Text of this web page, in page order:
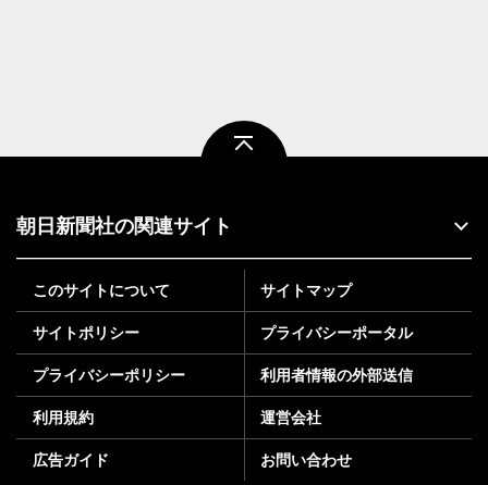
朝日新聞社の関連サイト
このサイトについて サイトマップ
サイトポリシー プライバシーポータル
プライバシーポリシー 利用者情報の外部送信
利用規約 運営会社
広告ガイド お問い合わせ